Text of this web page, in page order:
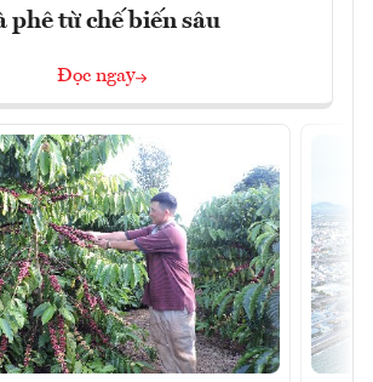
phê từ chế biến sâu
Đọc ngay